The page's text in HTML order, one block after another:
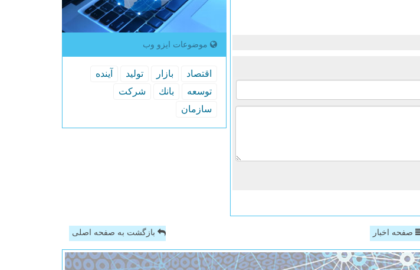
موضوعات ایزو وب
اقتصاد بازار تولید
آینده
توسعه
بانك
شركت
سازمان
صفحه اخبار بازگشت به صفحه اصلی